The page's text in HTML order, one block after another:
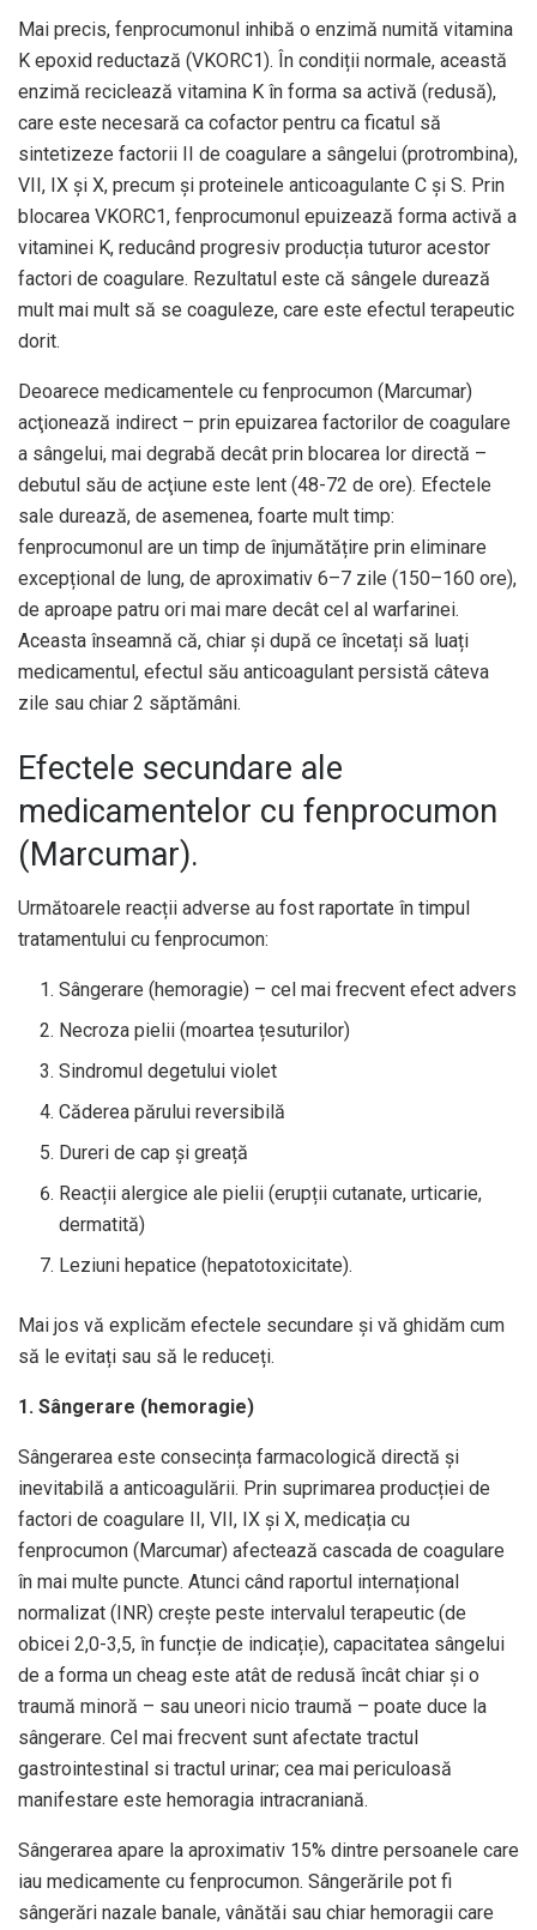
Mai precis, fenprocumonul inhibă o enzimă numită vitamina
K epoxid reductază (VKORC1). În condiții normale, această
enzimă reciclează vitamina K în forma sa activă (redusă),
care este necesară ca cofactor pentru ca ficatul să
sintetizeze factorii II de coagulare a sângelui (protrombina),
VII, IX și X, precum și proteinele anticoagulante C și S. Prin
blocarea VKORC1, fenprocumonul epuizează forma activă a
vitaminei K, reducând progresiv producția tuturor acestor
factori de coagulare. Rezultatul este că sângele durează
mult mai mult să se coaguleze, care este efectul terapeutic
dorit.
Deoarece medicamentele cu fenprocumon (Marcumar)
acţionează indirect – prin epuizarea factorilor de coagulare
a sângelui, mai degrabă decât prin blocarea lor directă –
debutul său de acţiune este lent (48-72 de ore). Efectele
sale durează, de asemenea, foarte mult timp:
fenprocumonul are un timp de înjumătățire prin eliminare
excepțional de lung, de aproximativ 6–7 zile (150–160 ore),
de aproape patru ori mai mare decât cel al warfarinei.
Aceasta înseamnă că, chiar și după ce încetați să luați
medicamentul, efectul său anticoagulant persistă câteva
zile sau chiar 2 săptămâni.
Efectele secundare ale
medicamentelor cu fenprocumon
(Marcumar).
Următoarele reacții adverse au fost raportate în timpul
tratamentului cu fenprocumon:
Sângerare (hemoragie) – cel mai frecvent efect advers
Necroza pielii (moartea țesuturilor)
Sindromul degetului violet
Căderea părului reversibilă
Dureri de cap și greață
Reacții alergice ale pielii (erupții cutanate, urticarie,
dermatită)
Leziuni hepatice (hepatotoxicitate).
Mai jos vă explicăm efectele secundare și vă ghidăm cum
să le evitați sau să le reduceți.
1. Sângerare (hemoragie)
Sângerarea este consecința farmacologică directă și
inevitabilă a anticoagulării. Prin suprimarea producției de
factori de coagulare II, VII, IX și X, medicația cu
fenprocumon (Marcumar) afectează cascada de coagulare
în mai multe puncte. Atunci când raportul internațional
normalizat (INR) crește peste intervalul terapeutic (de
obicei 2,0-3,5, în funcție de indicație), capacitatea sângelui
de a forma un cheag este atât de redusă încât chiar și o
traumă minoră – sau uneori nicio traumă – poate duce la
sângerare. Cel mai frecvent sunt afectate tractul
gastrointestinal si tractul urinar; cea mai periculoasă
manifestare este hemoragia intracraniană.
Sângerarea apare la aproximativ 15% dintre persoanele care
iau medicamente cu fenprocumon. Sângerările pot fi
sângerări nazale banale, vânătăi sau chiar hemoragii care